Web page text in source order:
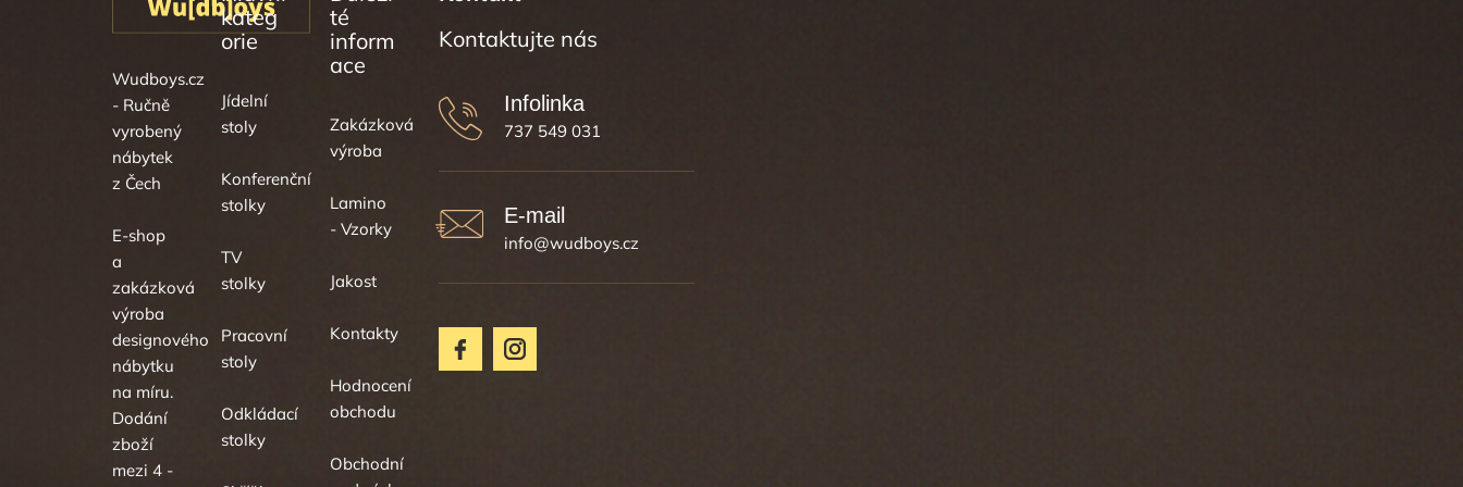
Wudboys.cz
- Ručně
vyrobený
nábytek
z Čech
E-shop
a
zakázková
výroba
designového
nábytku
na míru.
Dodání
zboží
mezi 4 -
kateg
orie
Jídelní
stoly
Konferenční
stolky
TV
stolky
Pracovní
stoly
Odkládací
stolky
té
inform
ace
Zakázková
výroba
Lamino
- Vzorky
Jakost
Kontakty
Hodnocení
obchodu
Obchodní
info@wudboys.cz
737 549 031